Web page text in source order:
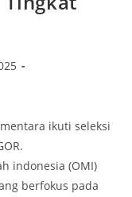
ikuti seleksi
indonesia (OMI)
berfokus pada